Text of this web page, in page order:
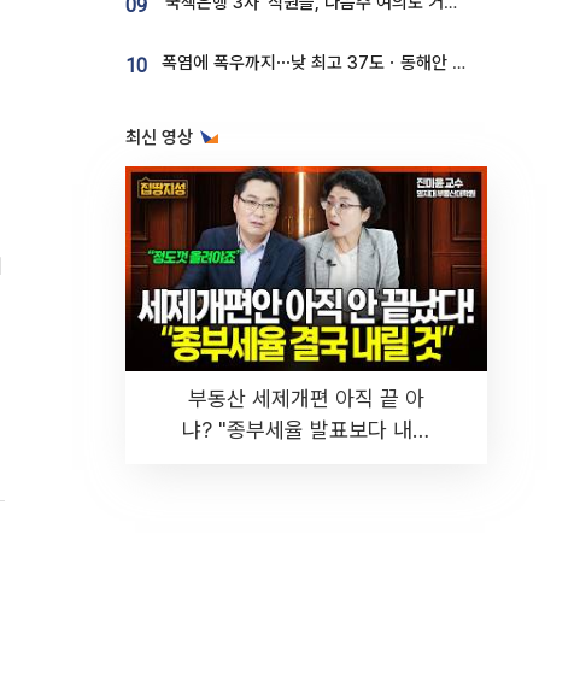
09
10 폭염에 폭우까지⋯낮 최고 37도ㆍ동해안 강한 비 [날씨]
최신 영상
부동산 세제개편 아직 끝 아
냐? "종부세율 발표보다 내릴